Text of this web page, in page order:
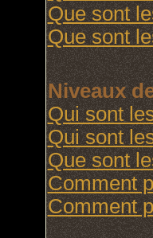
Que sont
Que sont
Niveaux
Qui sont
Qui sont
Que sont
Comment
Comment